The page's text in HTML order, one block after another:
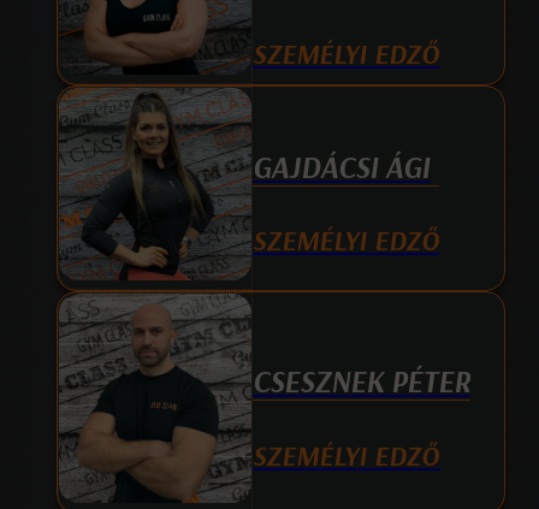
SZEMÉLYI EDZŐ
GAJDÁCSI ÁGI
SZEMÉLYI EDZŐ
CSESZNEK PÉTER
SZEMÉLYI EDZŐ